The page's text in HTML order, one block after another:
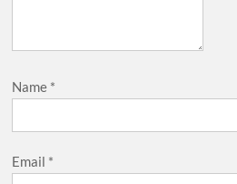
Name *
Email *